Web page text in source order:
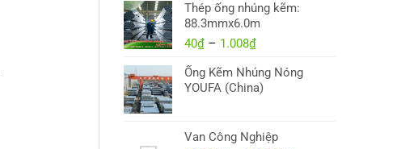
từ
50₫
đến
Thép ống nhúng kẽm:
88.3mmx6.0m
40₫ – 1.008₫Khoảng
từ
40₫
Ống Kẽm Nhúng Nóng
YOUFA (China)
Van Công Nghiệp